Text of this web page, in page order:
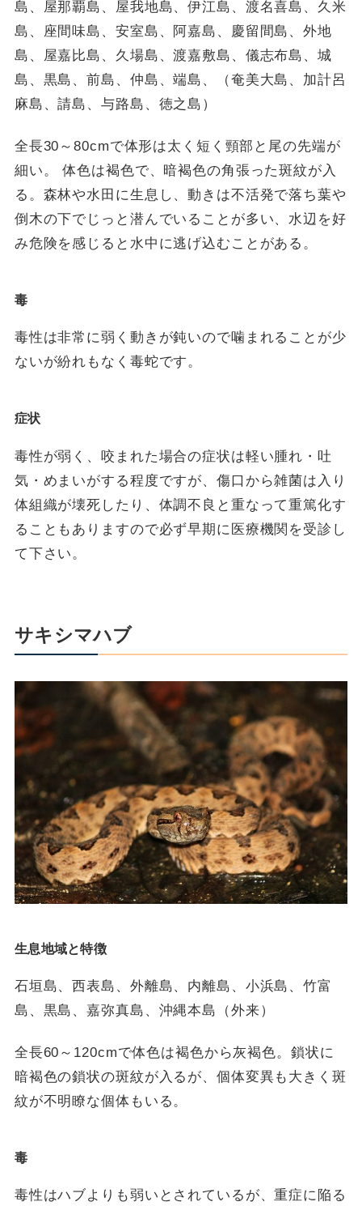
島、屋那覇島、屋我地島、伊江島、渡名喜島、久米
島、座間味島、安室島、阿嘉島、慶留間島、外地
島、屋嘉比島、久場島、渡嘉敷島、儀志布島、城
島、黒島、前島、仲島、端島、（奄美大島、加計呂
麻島、請島、与路島、徳之島）
全長30～80cmで体形は太く短く頸部と尾の先端が
細い。 体色は褐色で、暗褐色の角張った斑紋が入
る。森林や水田に生息し、動きは不活発で落ち葉や
倒木の下でじっと潜んでいることが多い、水辺を好
み危険を感じると水中に逃げ込むことがある。
毒
毒性は非常に弱く動きが鈍いので噛まれることが少
ないが紛れもなく毒蛇です。
症状
毒性が弱く、咬まれた場合の症状は軽い腫れ・吐
気・めまいがする程度ですが、傷口から雑菌は入り
体組織が壊死したり、体調不良と重なって重篤化す
ることもありますので必ず早期に医療機関を受診し
て下さい。
サキシマハブ
生息地域と特徴
石垣島、西表島、外離島、内離島、小浜島、竹富
島、黒島、嘉弥真島、沖縄本島（外来）
全長60～120cmで体色は褐色から灰褐色。鎖状に
暗褐色の鎖状の斑紋が入るが、個体変異も大きく斑
紋が不明瞭な個体もいる。
毒
毒性はハブよりも弱いとされているが、重症に陥る